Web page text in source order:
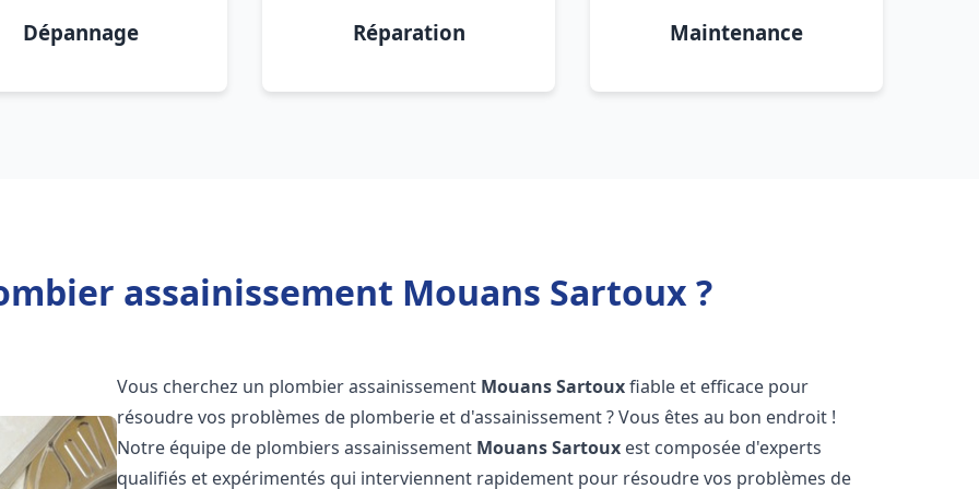
Dépannage Réparation Maintenance
assainissement Mouans Sartoux ?
Vous cherchez un plombier assainissement Mouans Sartouxfiable et efficace pour
résoudre vos problèmes de plomberie et d'assainissement ? Vous êtes au bon endroit !
Notre équipe de plombiers assainissement Mouans Sartoux est composée d'experts
qualifiés et expérimentés qui interviennent rapidement pour résoudre vos problèmes de